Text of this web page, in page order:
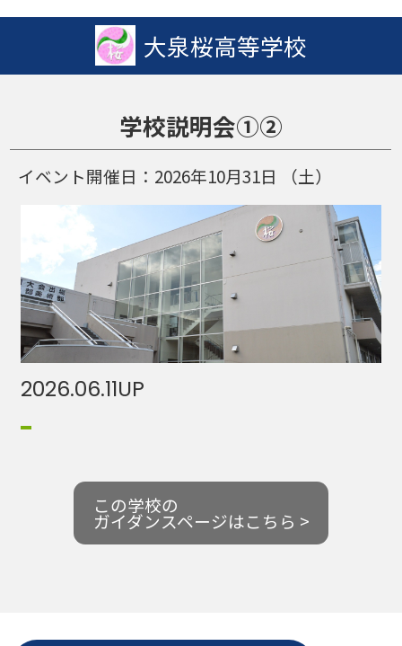
大泉桜高等学校
学校説明会①②
イベント開催日： 2026年10月31日 （土）
2026.06.11UP
この学校の
ガイダンスページはこちら >